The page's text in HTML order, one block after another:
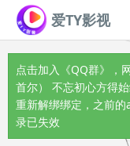
爱TY影视
点击加入《QQ群》
，
首尔） 不忘初心方得
重新解绑绑定，之前
录已失效